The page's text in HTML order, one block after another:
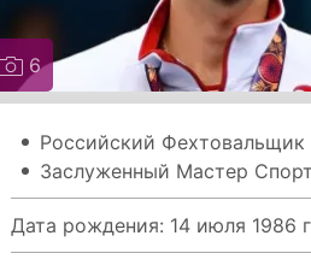
6
Российский Фехтовальщик
Заслуженный Мастер
Дата рождения: 14 июля 1986